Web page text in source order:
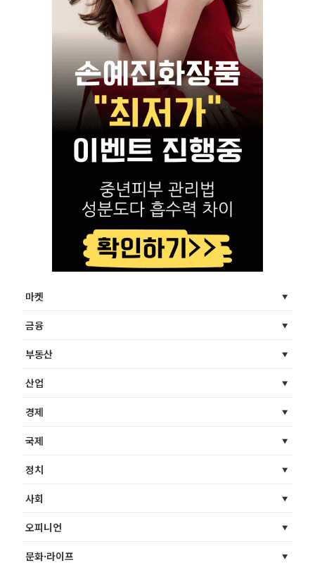
마켓
금융
부동산
산업
경제
국제
정치
사회
오피니언
문화·라이프